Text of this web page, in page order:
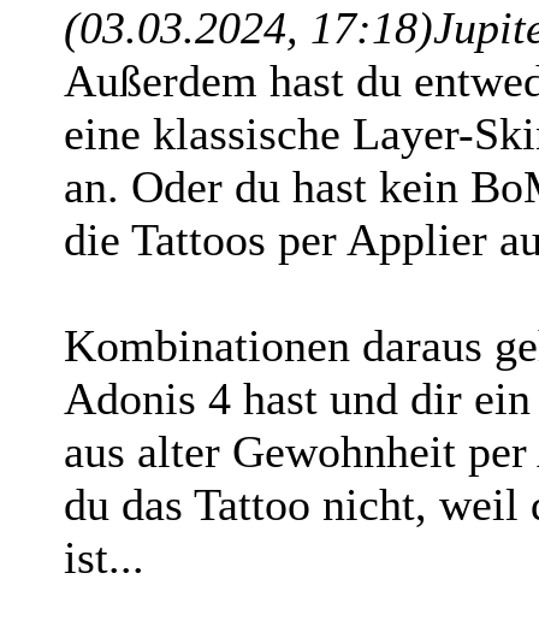
(03.03.2024, 17:18)
Außerdem hast du
eine klassische Layer-
an. Oder du hast kein
die Tattoos per Applier
Kombinationen daraus
Adonis 4 hast und dir
aus alter Gewohnheit
du das Tattoo nicht,
ist...